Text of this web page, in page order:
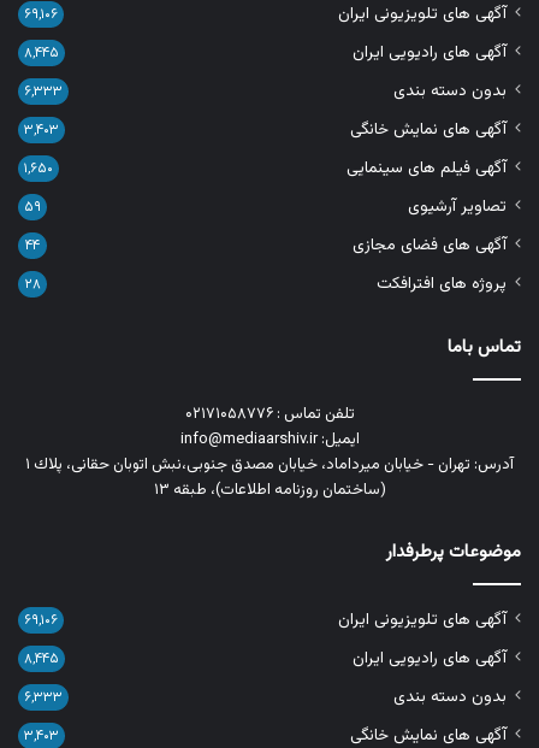
آگهی های تلویزیونی ایران ۶۹,۱۰۶
آگهی های رادیویی ایران ۸,۴۴۵
بدون دسته بندی ۶,۳۳۳
آگهی های نمایش خانگی ۳,۴۰۳
آگهی فیلم های سینمایی ۱,۶۵۰
تصاویر آرشیوی ۵۹
آگهی های فضای مجازی ۴۴
پروژه های افترافکت ۲۸
تماس باما
تلفن تماس : ۰۲۱۷۱۰۵۸۷۷۶
ایمیل: info@mediaarshiv.ir
آدرس: تهران - خیابان میرداماد، خیابان مصدق جنوبی،نبش اتوبان حقانی، پلاك ١
(ساختمان روزنامه اطلاعات)، طبقه ۱۳
موضوعات پرطرفدار
آگهی های تلویزیونی ایران ۶۹,۱۰۶
آگهی های رادیویی ایران ۸,۴۴۵
بدون دسته بندی ۶,۳۳۳
آگهی های نمایش خانگی ۳,۴۰۳